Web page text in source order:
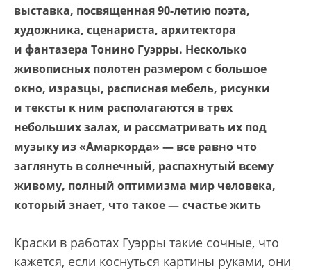
выставка, посвященная 90-летию поэта,
художника, сценариста, архитектора
и фантазера Тонино Гуэрры. Несколько
живописных полотен размером с большое
окно, изразцы, расписная мебель, рисунки
и тексты к ним располагаются в трех
небольших залах, и рассматривать их под
музыку из «Амаркорда» — все равно что
заглянуть в солнечный, распахнутый всему
живому, полный оптимизма мир человека,
который знает, что такое — счастье жить
Краски в работах Гуэрры такие сочные, что
кажется, если коснуться картины руками, они